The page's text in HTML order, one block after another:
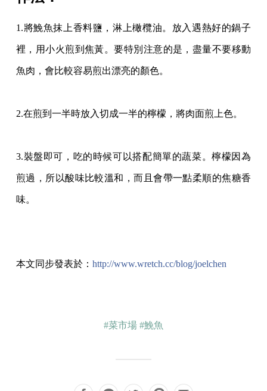
1.將鮸魚抹上香料鹽，淋上橄欖油。放入遇熱好的鍋子
裡，用小火煎到焦黃。要特別注意的是，盡量不要移動
魚肉，會比較容易煎出漂亮的顏色。
2.在煎到一半時放入切成一半的檸檬，將肉面煎上色。
3.裝盤即可，吃的時候可以搭配簡單的蔬菜。檸檬因為
煎過，所以酸味比較溫和，而且會帶一點柔順的焦糖香
味。
本文同步發表於： http://www.wretch.cc/blog/joelchen
#菜市場 #鮸魚